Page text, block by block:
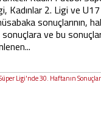
Kadınlar 2. Ligi ve
sonuçlarının,
sonuçlara ve bu